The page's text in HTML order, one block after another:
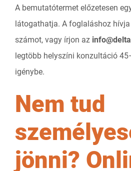
A bemutatótermet előzetesen
látogathatja. A foglaláshoz hívja
számot, vagy írjon az
legtöbb helyszíni konzultáció
igénybe.
Nem tud
jönni?